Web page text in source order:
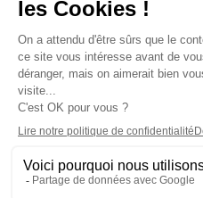
Offres
Plateforme libre-service
Accompagnement